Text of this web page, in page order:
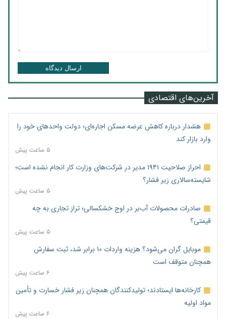
ارسال دیدگاه
آخرین‌های اقتصادی
هشدار درباره کاهش عرضه مسکن اجاره‌ای؛ دولت واحدهای خود را
وارد بازار کند
۵ ساعت پیش
احراز صلاحیت ۱۹۴۱ مدیر در شرکت‌های وزارت کار انجام نشده است؛
شایسته‌سالاری زیر فشار؟
۵ ساعت پیش
صادرات محصولات آب‌بر در اوج خشکسالی؛ تراز تجاری به چه
قیمتی؟
۵ ساعت پیش
موبایل گران می‌شود؟ هزینه واردات ۱۰ برابر شد، ثبت سفارش
همچنان متوقف است
۶ ساعت پیش
کارخانه‌ها ایستادند؛ تولیدکنندگان همچنان زیر فشار خسارت و تأمین
مواد اولیه
۶ ساعت پیش